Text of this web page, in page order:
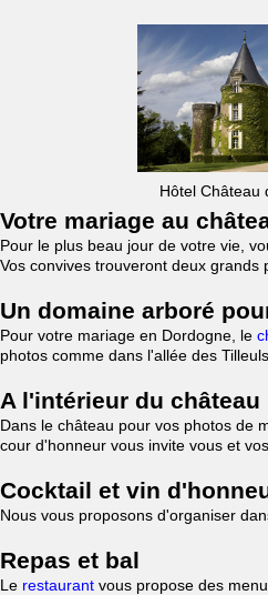
Hôtel Château
Votre mariage au
Pour le plus beau jour de votre vie,
Vos convives trouveront deux
Un domaine arboré
Pour votre mariage en Dordogne, le
photos comme dans l'allée des
A l'intérieur du château
Dans le château pour vos photos de
cour d'honneur vous invite vous et
Cocktail et vin
Nous vous proposons d'organiser
Repas et bal
Le restaurant vous propose des